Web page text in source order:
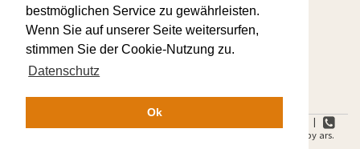
bestmöglichen Service zu gewährleisten.
Wenn Sie auf unserer Seite weitersurfen,
stimmen Sie der Cookie-Nutzung zu.
Datenschutz
Ok
Ihre Favoriten
Kontaktanfrage
Datenschutz
ars.Feriendomizile | Heideweg 11 | 83224 Grassau-Mietenkam |
+49 8641 59 13017 | Copyright © 2016 by ars.